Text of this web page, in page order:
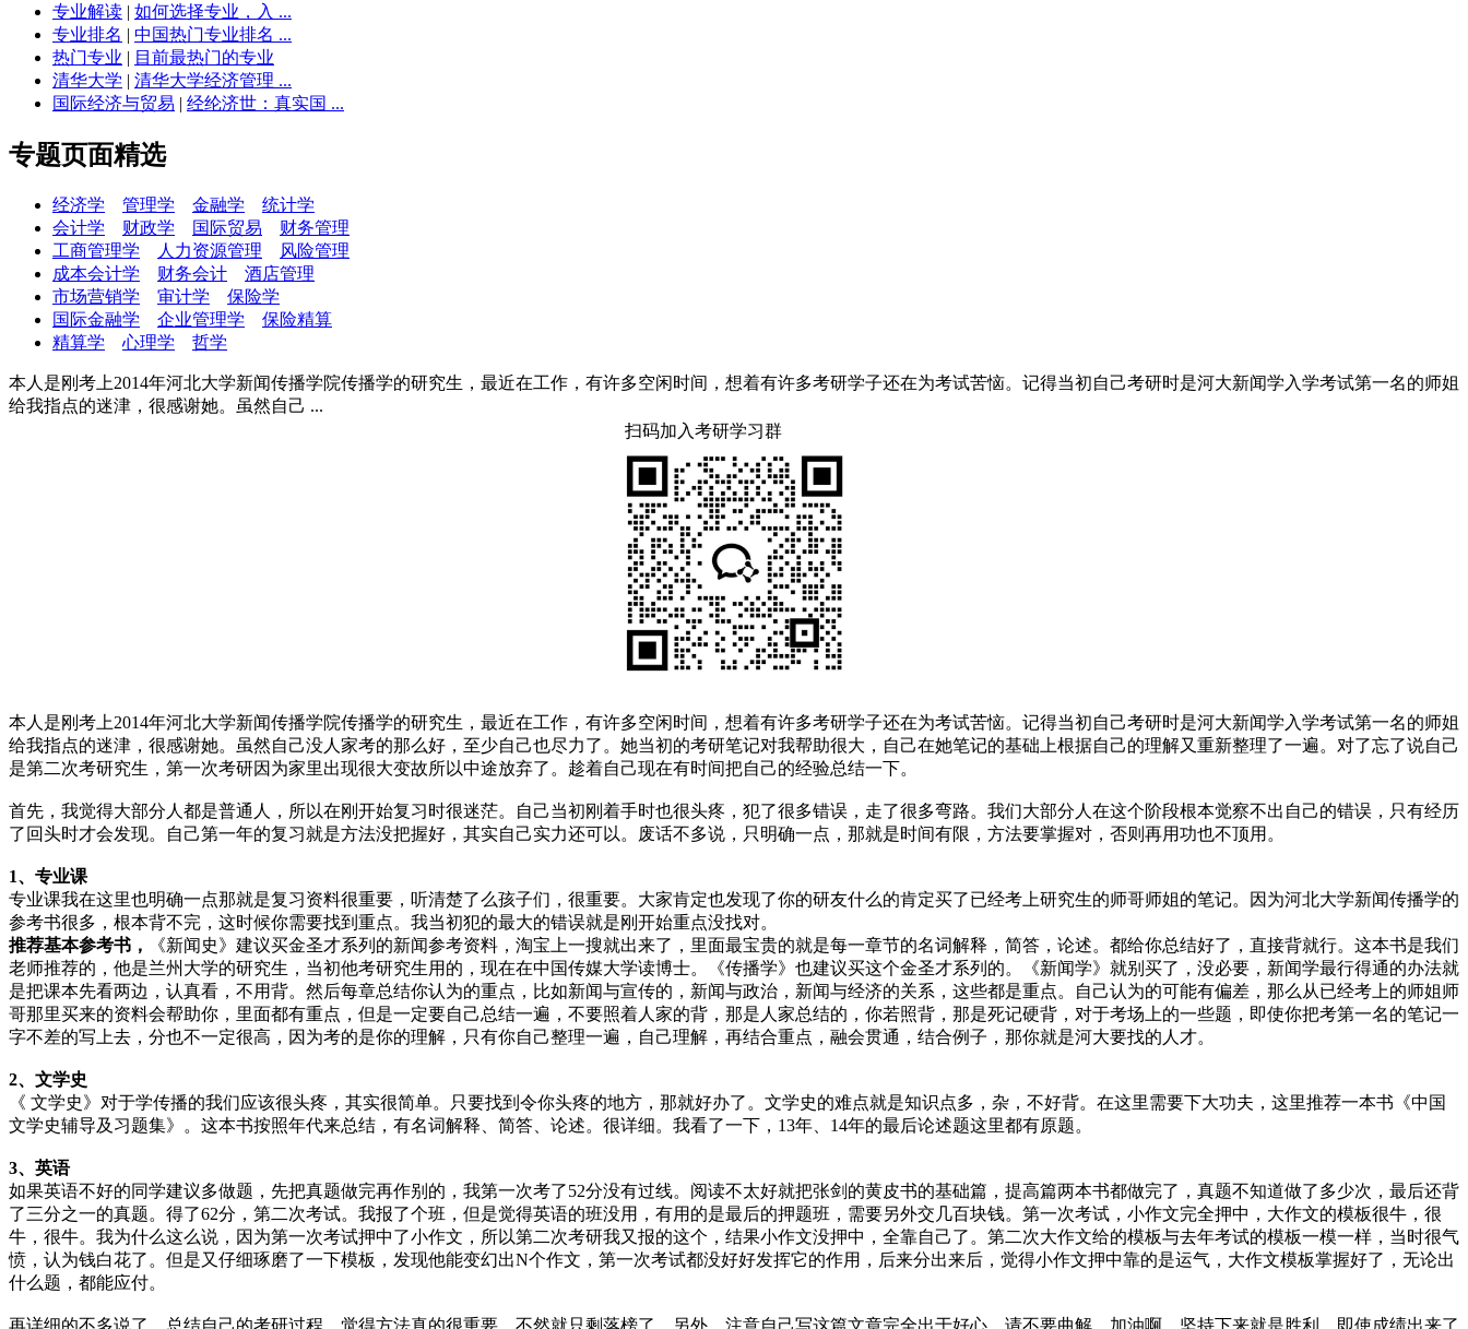
专业解读 | 如何选择专业，入 ...
专业排名 | 中国热门专业排名 ...
热门专业 | 目前最热门的专业
清华大学 | 清华大学经济管理 ...
国际经济与贸易 | 经纶济世：真实国 ...
专题页面精选
经济学 管理学 金融学
统计学
会计学
财政学 国际贸易
财务管理
工商管理学
人力资源管理
风险管理
成本会计学
财务会计
酒店管理
市场营销学
审计学
保险学
国际金融学
企业管理学
保险精算
精算学
心理学 哲学
本人是刚考上2014年河北大学新闻传播学院传播学的研究生，最近在工作，有许多空闲时间，想着有许多考研学子还在为考试苦恼。记得当初自己考研时是河大新闻学入学考试第一名的师姐
给我指点的迷津，很感谢她。虽然自己 ...
扫码加入考研学习群
本人是刚考上2014年河北大学新闻传播学院传播学的研究生，最近在工作，有许多空闲时间，想着有许多考研学子还在为考试苦恼。记得当初自己考研时是河大新闻学入学考试第一名的师姐
给我指点的迷津，很感谢她。虽然自己没人家考的那么好，至少自己也尽力了。她当初的考研笔记对我帮助很大，自己在她笔记的基础上根据自己的理解又重新整理了一遍。对了忘了说自己
是第二次考研究生，第一次考研因为家里出现很大变故所以中途放弃了。趁着自己现在有时间把自己的经验总结一下。
首先，我觉得大部分人都是普通人，所以在刚开始复习时很迷茫。自己当初刚着手时也很头疼，犯了很多错误，走了很多弯路。我们大部分人在这个阶段根本觉察不出自己的错误，只有经历
了回头时才会发现。自己第一年的复习就是方法没把握好，其实自己实力还可以。废话不多说，只明确一点，那就是时间有限，方法要掌握对，否则再用功也不顶用。
1、专业课
专业课我在这里也明确一点那就是复习资料很重要，听清楚了么孩子们，很重要。大家肯定也发现了你的研友什么的肯定买了已经考上研究生的师哥师姐的笔记。因为河北大学新闻传播学的
参考书很多，根本背不完，这时候你需要找到重点。我当初犯的最大的错误就是刚开始重点没找对。
推荐基本参考书，
《新闻史》建议买金圣才系列的新闻参考资料，淘宝上一搜就出来了，里面最宝贵的就是每一章节的名词解释，简答，论述。都给你总结好了，直接背就行。这本书是我们
老师推荐的，他是兰州大学的研究生，当初他考研究生用的，现在在中国传媒大学读博士。《传播学》也建议买这个金圣才系列的。《新闻学》就别买了，没必要，新闻学最行得通的办法就
是把课本先看两边，认真看，不用背。然后每章总结你认为的重点，比如新闻与宣传的，新闻与政治，新闻与经济的关系，这些都是重点。自己认为的可能有偏差，那么从已经考上的师姐师
哥那里买来的资料会帮助你，里面都有重点，但是一定要自己总结一遍，不要照着人家的背，那是人家总结的，你若照背，那是死记硬背，对于考场上的一些题，即使你把考第一名的笔记一
字不差的写上去，分也不一定很高，因为考的是你的理解，只有你自己整理一遍，自己理解，再结合重点，融会贯通，结合例子，那你就是河大要找的人才。
2、文学史
《 文学史》对于学传播的我们应该很头疼，其实很简单。只要找到令你头疼的地方，那就好办了。文学史的难点就是知识点多，杂，不好背。在这里需要下大功夫，这里推荐一本书《中国
文学史辅导及习题集》。这本书按照年代来总结，有名词解释、简答、论述。很详细。我看了一下，13年、14年的最后论述题这里都有原题。
3、英语
如果英语不好的同学建议多做题，先把真题做完再作别的，我第一次考了52分没有过线。阅读不太好就把张剑的黄皮书的基础篇，提高篇两本书都做完了，真题不知道做了多少次，最后还背
了三分之一的真题。得了62分，第二次考试。我报了个班，但是觉得英语的班没用，有用的是最后的押题班，需要另外交几百块钱。第一次考试，小作文完全押中，大作文的模板很牛，很
牛，很牛。我为什么这么说，因为第一次考试押中了小作文，所以第二次考研我又报的这个，结果小作文没押中，全靠自己了。第二次大作文给的模板与去年考试的模板一模一样，当时很气
愤，认为钱白花了。但是又仔细琢磨了一下模板，发现他能变幻出N个作文，第一次考试都没好好发挥它的作用，后来分出来后，觉得小作文押中靠的是运气，大作文模板掌握好了，无论出
什么题，都能应付。